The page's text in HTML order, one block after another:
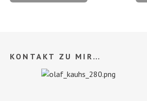
KONTAKT ZU MIR…